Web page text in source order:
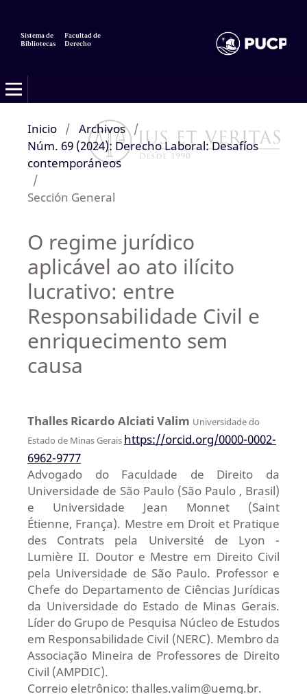
Sistema de
Bibliotecas
Facultad de
Derecho
Inicio / Archivos /
Núm. 69 (2024): Derecho Laboral: Desafíos
contemporáneos
/
Sección General
O regime jurídico
aplicável ao ato ilícito
lucrativo: entre
Responsabilidade Civil e
enriquecimento sem
causa
Thalles Ricardo Alciati Valim Universidade do
Estado de Minas Gerais https://orcid.org/0000-0002-
6962-9777
Advogado do Faculdade de Direito da
Universidade de São Paulo (São Paulo , Brasil)
e Universidade Jean Monnet (Saint
Étienne, França). Mestre em Droit et Pratique
des Contrats pela Université de Lyon -
Lumière II. Doutor e Mestre em Direito Civil
pela Universidade de São Paulo. Professor e
Chefe do Departamento de Ciências Jurídicas
da Universidade do Estado de Minas Gerais.
Líder do Grupo de Pesquisa Núcleo de Estudos
em Responsabilidade Civil (NERC). Membro da
Associação Mineira de Professores de Direito
Civil (AMPDIC).
Correio eletrônico: thalles.valim@uemg.br.